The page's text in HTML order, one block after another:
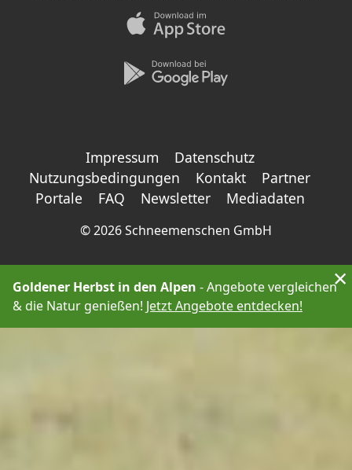
Impressum
Datenschutz
Nutzungsbedingungen
Kontakt
Partner
Portale
FAQ Newsletter Mediadaten
©2026 Schneemenschen GmbH
Goldener Herbst in den Alpen - Angebote vergleichen
& die Natur genießen! Jetzt Angebote entdecken!
×